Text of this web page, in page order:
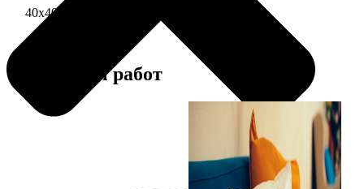
40х40 односторонняя печать
Примеры работ